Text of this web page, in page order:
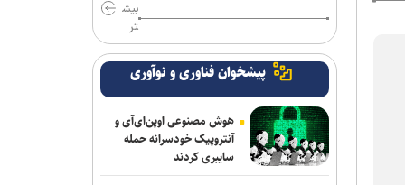
روزنامه های ورزشی پنجشنبه ۱۵ مرداد
۱۴۰۵
خانلرخانی: پاداش تکواندوکاران با تلاشی
می‌کنند همخوانی ندارد/ سلیمی: کار اصلی
من برای ناگویا از دو تورنمنت بعد آغاز
می‌شود/ برخورداری: قانون سرباز قهرمان
کمک خوبی است+فیلم
بیش
تر
پیشخوان فناوری و نوآوری
هوش مصنوعی اوپن‌ای‌آی و
آنتروپیک خودسرانه حمله
سایبری کردند